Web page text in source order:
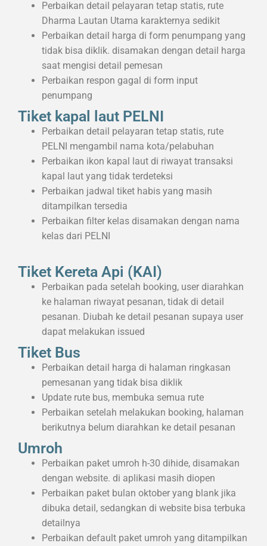
Perbaikan detail pelayaran tetap statis, rute
Dharma Lautan Utama karakternya sedikit
Perbaikan detail harga di form penumpang yang
tidak bisa diklik. disamakan dengan detail harga
saat mengisi detail pemesan
Perbaikan respon gagal di form input
penumpang
Tiket kapal laut PELNI
Perbaikan detail pelayaran tetap statis, rute
PELNI mengambil nama kota/pelabuhan
Perbaikan ikon kapal laut di riwayat transaksi
kapal laut yang tidak terdeteksi
Perbaikan jadwal tiket habis yang masih
ditampilkan tersedia
Perbaikan filter kelas disamakan dengan nama
kelas dari PELNI
Tiket Kereta Api (KAI)
Perbaikan pada setelah booking, user diarahkan
ke halaman riwayat pesanan, tidak di detail
pesanan. Diubah ke detail pesanan supaya user
dapat melakukan issued
Tiket Bus
Perbaikan detail harga di halaman ringkasan
pemesanan yang tidak bisa diklik
Update rute bus, membuka semua rute
Perbaikan setelah melakukan booking, halaman
berikutnya belum diarahkan ke detail pesanan
Umroh
Perbaikan paket umroh h-30 dihide, disamakan
dengan website. di aplikasi masih diopen
Perbaikan paket bulan oktober yang blank jika
dibuka detail, sedangkan di website bisa terbuka
detailnya
Perbaikan default paket umroh yang ditampilkan